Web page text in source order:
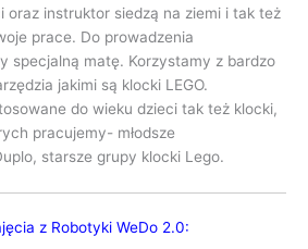
oraz instruktor siedzą na ziemi i tak też
prace. Do prowadzenia
specjalną matę. Korzystamy z bardzo
jakimi są klocki LEGO.
do wieku dzieci tak też klocki,
pracujemy- młodsze
starsze grupy klocki Lego.
z Robotyki WeDo 2.0: